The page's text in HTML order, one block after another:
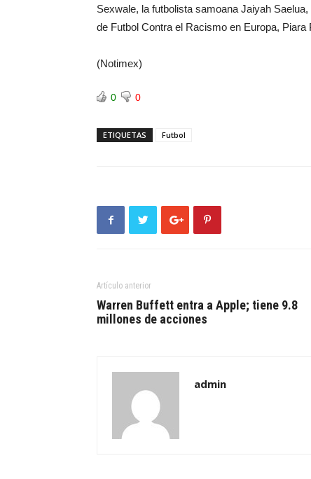
Sexwale, la futbolista samoana Jaiyah
de Futbol Contra el Racismo en Europa, Piara
(Notimex)
0 0
ETIQUETAS Futbol
Artículo anterior
Warren Buffett entra a Apple; tiene 9.8
millones de acciones
admin